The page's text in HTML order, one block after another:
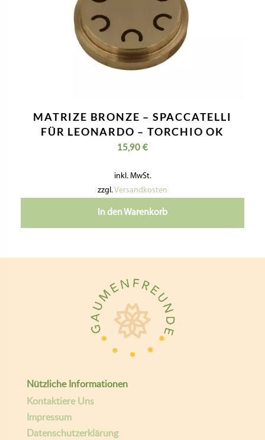
MATRIZE BRONZE – SPACCATELLI
FÜR LEONARDO – TORCHIO OK
15,90 €
inkl. MwSt.
zzgl.Versandkosten
In den Warenkorb
Nützliche Informationen
Kontaktiere Uns
Impressum
Datenschutzerklärung